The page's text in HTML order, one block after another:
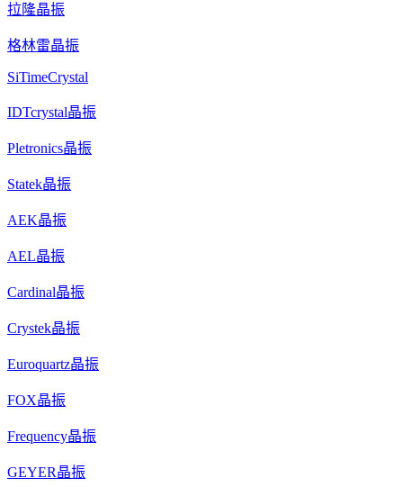
拉隆晶振
格林雷晶振
SiTimeCrystal
IDTcrystal晶振
Pletronics晶振
Statek晶振
AEK晶振
AEL晶振
Cardinal晶振
Crystek晶振
Euroquartz晶振
FOX晶振
Frequency晶振
GEYER晶振